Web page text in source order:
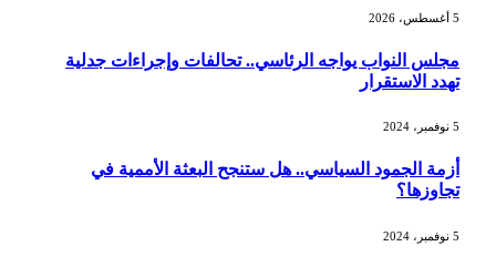
مجلس النواب يواجه الرئاسي.. تحالفات وإجراءات جدلية
تهدد الاستقرار
أزمة الجمود السياسي.. هل ستنجح البعثة الأممية في
تجاوزها؟